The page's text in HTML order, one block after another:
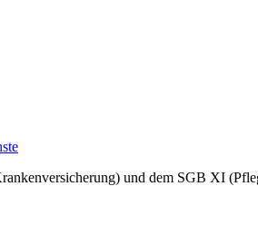
und dem SGB XI